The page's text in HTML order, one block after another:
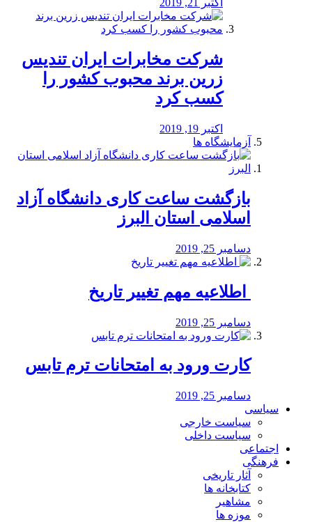
اکتبر 21, 2019
شرکت مخابرات ایران تندیس
زرین برند محبوب کشور را
کسب کرد
اکتبر 19, 2019
آزمایشگاه ها
بازگشت ساعت کاری دانشگاه آزاد
اسلامی استان البرز
دسامبر 25, 2019
️ اطلاعیه مهم تغییر تاریخ
دسامبر 25, 2019
کارت ورود به امتحانات ترم تابس
دسامبر 25, 2019
سیاسی
سیاست خارجی
سیاست داخلی
اجتماعی
فرهنگی
آثار تاریخی
کتابخانه ها
مشاهیر
موزه ها